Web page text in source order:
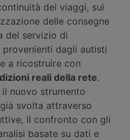
dei viaggi, sui
delle consegne
del servizio di
dagli autisti
a ricostruire con
reali della rete.
nuovo strumento
svolta attraverso
il confronto con gli
basate su dati e